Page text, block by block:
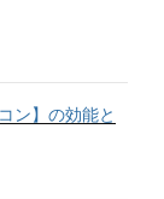
ン】の効能と